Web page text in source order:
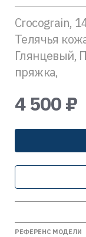
Crocograin,
Телячья
Глянцевый,
пряжка,
4 500 ₽
РЕФЕРЕНС МОДЕЛИ